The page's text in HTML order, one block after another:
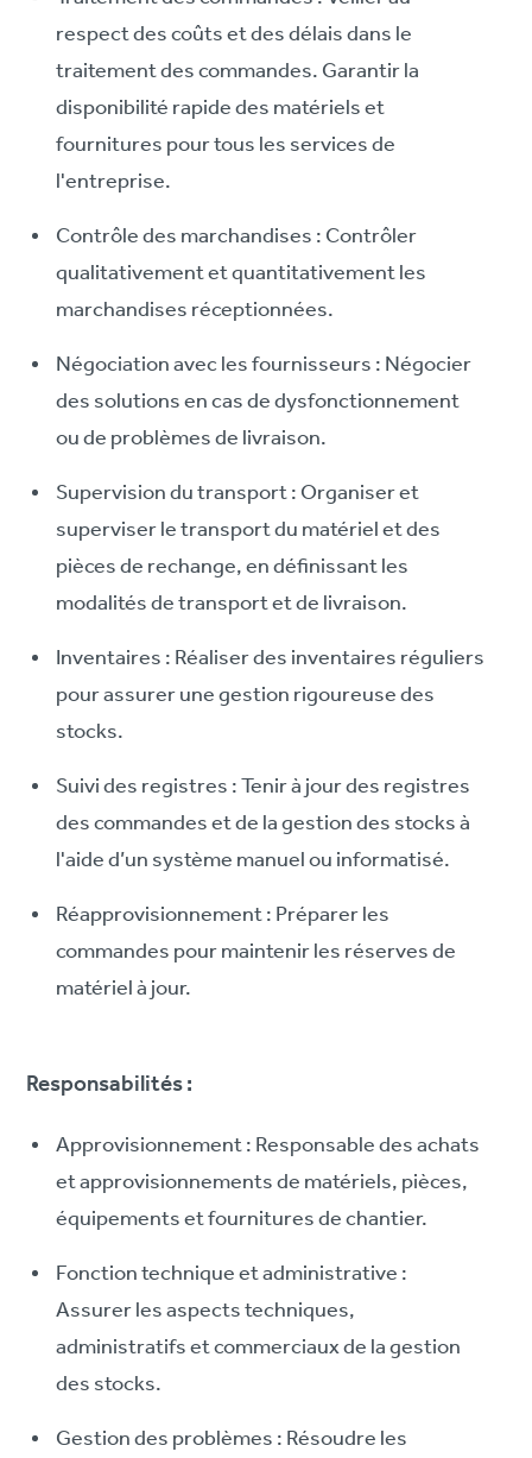
respect des coûts et des délais dans le
traitement des commandes. Garantir la
disponibilité rapide des matériels et
fournitures pour tous les services de
l'entreprise.
Contrôle des marchandises : Contrôler
qualitativement et quantitativement les
marchandises réceptionnées.
Négociation avec les fournisseurs : Négocier
des solutions en cas de dysfonctionnement
ou de problèmes de livraison.
Supervision du transport : Organiser et
superviser le transport du matériel et des
pièces de rechange, en définissant les
modalités de transport et de livraison.
Inventaires : Réaliser des inventaires réguliers
pour assurer une gestion rigoureuse des
stocks.
Suivi des registres : Tenir à jour des registres
des commandes et de la gestion des stocks à
l'aide d’un système manuel ou informatisé.
Réapprovisionnement : Préparer les
commandes pour maintenir les réserves de
matériel à jour.
Responsabilités :
Approvisionnement : Responsable des achats
et approvisionnements de matériels, pièces,
équipements et fournitures de chantier.
Fonction technique et administrative :
Assurer les aspects techniques,
administratifs et commerciaux de la gestion
des stocks.
Gestion des problèmes : Résoudre les